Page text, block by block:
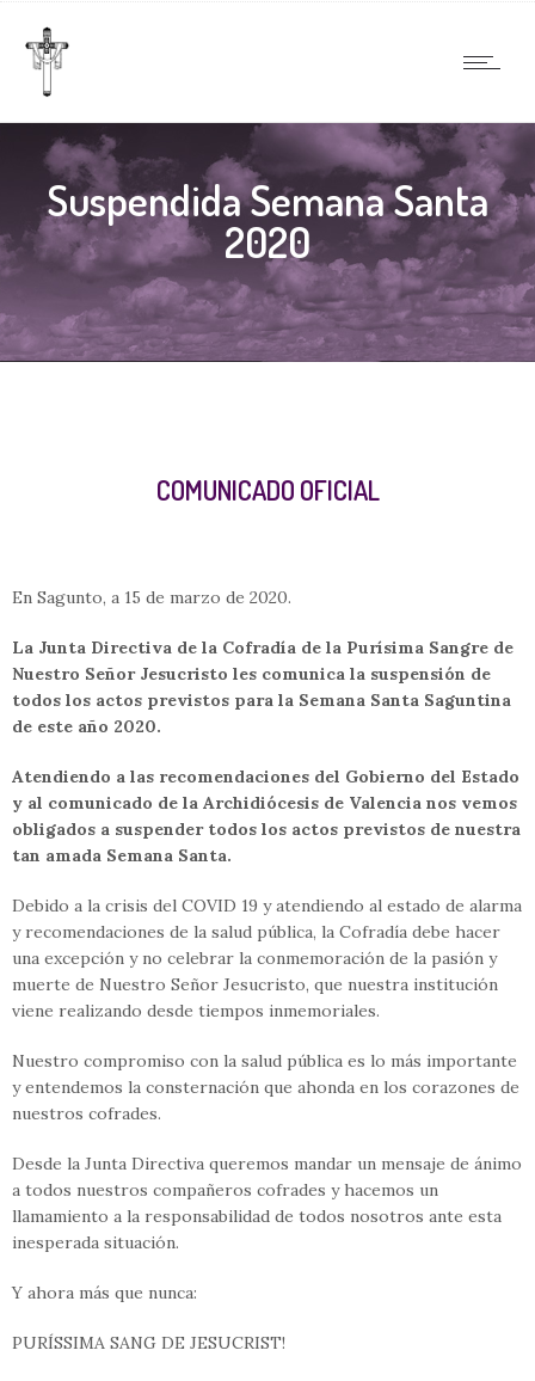
Suspendida Semana Santa
2020
COMUNICADO OFICIAL
En Sagunto, a 15 de marzo de 2020.
La Junta Directiva de la Cofradía de la Purísima Sangre de
Nuestro Señor Jesucristo les comunica la suspensión de
todos los actos previstos para la Semana Santa Saguntina
de este año 2020.
Atendiendo a las recomendaciones del Gobierno del Estado
y al comunicado de la Archidiócesis de Valencia nos vemos
obligados a suspender todos los actos previstos de nuestra
tan amada Semana Santa.
Debido a la crisis del COVID 19 y atendiendo al estado de alarma
y recomendaciones de la salud pública, la Cofradía debe hacer
una excepción y no celebrar la conmemoración de la pasión y
muerte de Nuestro Señor Jesucristo, que nuestra institución
viene realizando desde tiempos inmemoriales.
Nuestro compromiso con la salud pública es lo más importante
y entendemos la consternación que ahonda en los corazones de
nuestros cofrades.
Desde la Junta Directiva queremos mandar un mensaje de ánimo
a todos nuestros compañeros cofrades y hacemos un
llamamiento a la responsabilidad de todos nosotros ante esta
inesperada situación.
Y ahora más que nunca:
PURÍSSIMA SANG DE JESUCRIST!